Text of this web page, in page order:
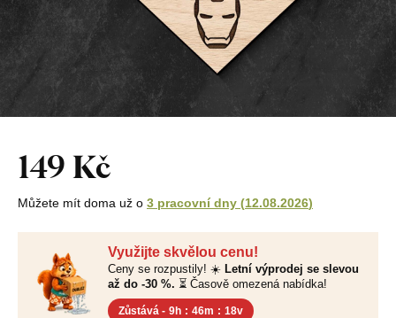
Využijte skvělou cenu!
Ceny se rozpustily! ☀️ Letní výprodej se slevou
až do -30 %. ⏳ Časově omezená nabídka!
Zůstává - 9h : 46m : 17v
149 Kč
Můžete mít doma už o 3 pracovní dny (12.08.2026)